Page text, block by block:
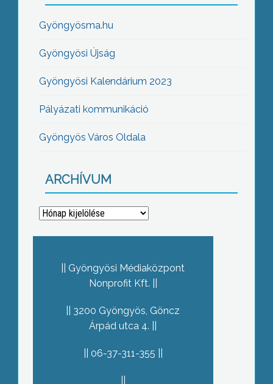
Gyöngyösma.hu
Gyöngyösi Újság
Gyöngyösi Kalendárium 2023
Pályázati kommunikáció
Gyöngyös Város Oldala
ARCHÍVUM
Archívum
Gyöngyösi Médiaközpont
Nonprofit Kft.
3200 Gyöngyös, Göncz
Árpád utca 4.
06-37-311-355